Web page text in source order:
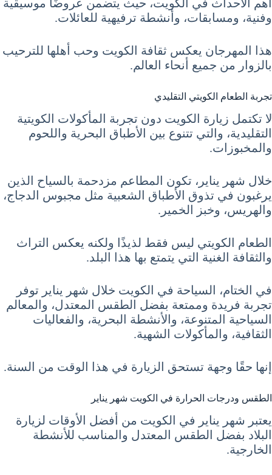
أهم الأحداث في الكويت، حيث يتضمن عروضًا موسيقية
وفنية، ومسابقات، وأنشطة ترفيهية للعائلات.
هذا المهرجان يعكس ثقافة الكويت وحب أهلها للترحيب
بالزوار من جميع أنحاء العالم.
تجربة الطعام الكويتي التقليدي
لا تكتمل زيارة الكويت دون تجربة المأكولات الكويتية
التقليدية، والتي تتنوع بين الأطباق البحرية واللحوم
والمخبوزات.
خلال شهر يناير، تكون المطاعم مزدحمة بالسياح الذين
يرغبون في تذوق الأطباق الشعبية مثل مجبوس الدجاج،
والهريس، وخبز الخمير.
الطعام الكويتي ليس فقط لذيذًا ولكنه يعكس التراث
والثقافة الغنية التي يتمتع بها هذا البلد.
في الختام، السياحة في الكويت خلال شهر يناير توفر
تجربة فريدة وممتعة بفضل الطقس المعتدل، والمعالم
السياحية المتنوعة، والأنشطة البحرية، والفعاليات
الثقافية، والمأكولات الشهية.
إنها حقًا وجهة تستحق الزيارة في هذا الوقت من السنة.
الطقس ودرجات الحرارة في الكويت شهر يناير
يعتبر شهر يناير في الكويت من أفضل الأوقات لزيارة
البلاد بفضل الطقس المعتدل والمناسب للأنشطة
الخارجية.